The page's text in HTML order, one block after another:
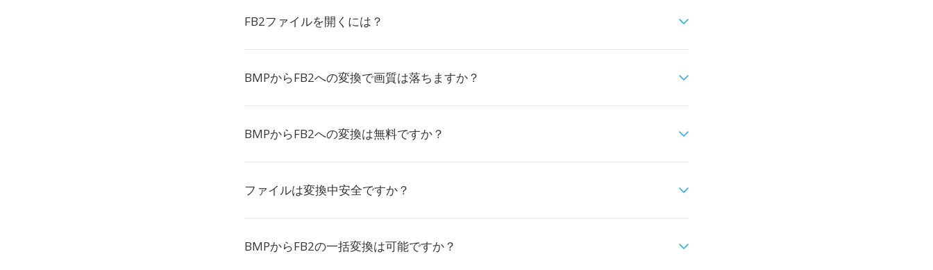
FB2ファイルを開くには？
BMPからFB2への変換で画質は落ちますか？
BMPからFB2への変換は無料ですか？
ファイルは変換中安全ですか？
BMPからFB2の一括変換は可能ですか？